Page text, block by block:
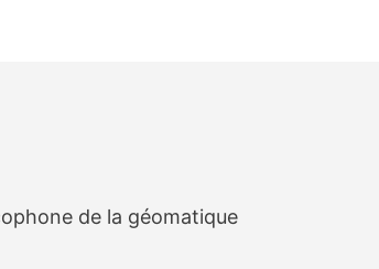
de la géomatique